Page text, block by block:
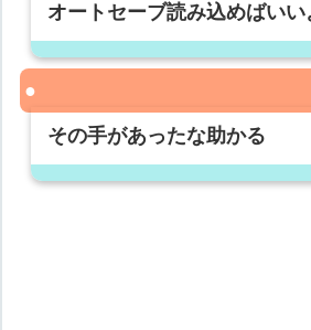
オートセーブ読み込めばいい
その手があったな助かる